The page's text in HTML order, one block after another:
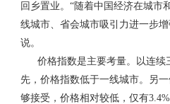
回乡置业。“随着中国经济在城市
线城市、省会城市吸引力进一步
说。
价格指数是主要考量。以连续
先，价格指数低于一线城市。另
够接受，价格相对较低，仅有